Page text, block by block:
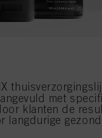
met
klanten de
langdurige